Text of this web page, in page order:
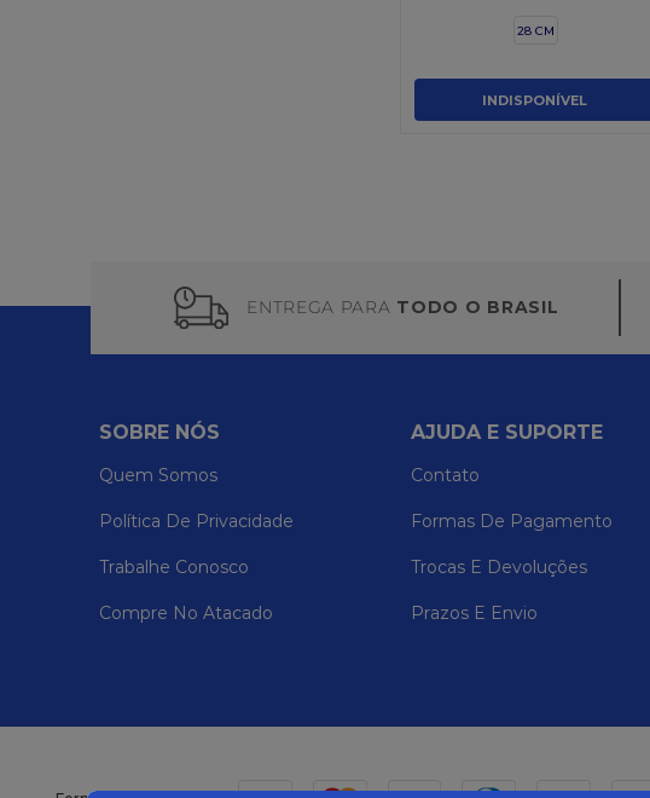
28 CM
INDISPONÍVEL
ENTREGA PARA TODO O BRASIL
SOBRE NÓS
Quem Somos
Política De Privacidade
Trabalhe Conosco
Compre No Atacado
AJUDA E SUPORTE
Contato
Formas De Pagamento
Trocas E Devoluções
Prazos E Envio